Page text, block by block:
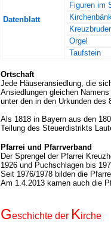
Datenblatt
Figuren im
Orgel
Taufstein
Ortschaft
Jede Häuseransiedlung, die
Ansiedlungen gleichen
unter den in den Urkunden des
Als 1818 in Bayern aus den
Teilung des Steuerdistrikts
Pfarrei und Pfarrverband
Der Sprengel der Pfarrei
1926 und Puchschlagen bis
Seit 1976/1978 bilden die
Am 1.4.2013 kamen auch die
Geschichte der Kirche